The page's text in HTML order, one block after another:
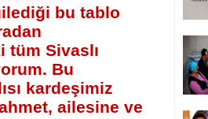
bu tablo
Sivaslı
Bu
kardeşimiz
ailesine ve